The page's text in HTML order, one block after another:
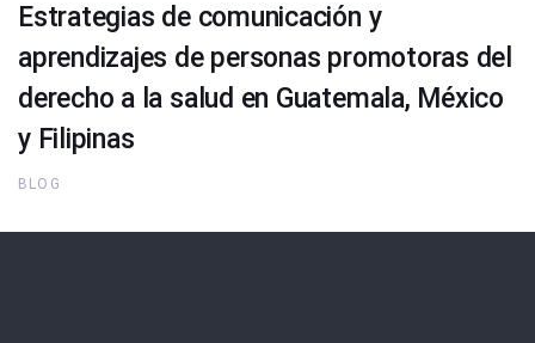
Estrategias de comunicación y
aprendizajes de personas promotoras del
derecho a la salud en Guatemala, México
y Filipinas
BLOG